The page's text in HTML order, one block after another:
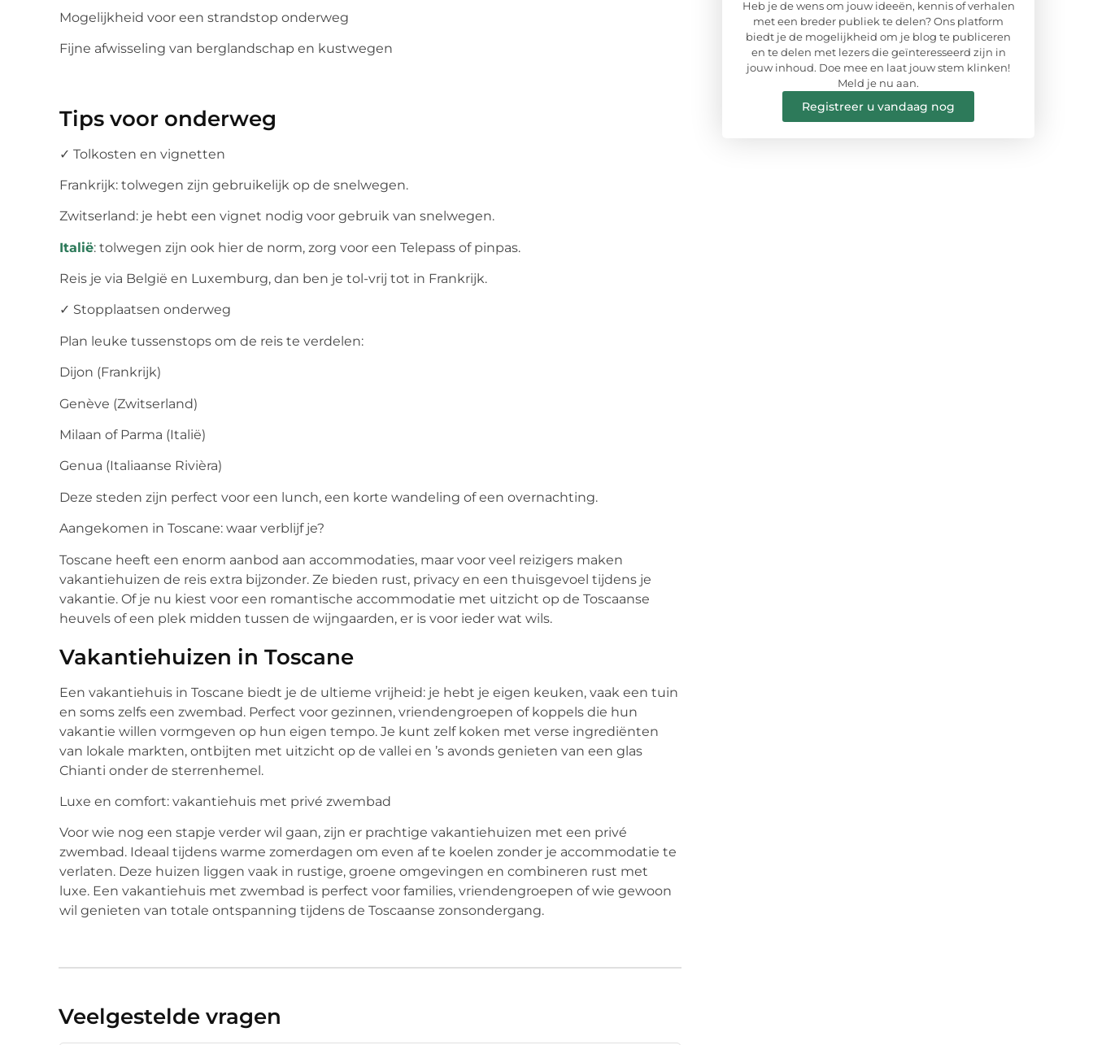
Mogelijkheid voor een strandstop onderweg
Fijne afwisseling van berglandschap en kustwegen
Tips voor onderweg
✓ Tolkosten en vignetten
Frankrijk: tolwegen zijn gebruikelijk op de snelwegen.
Zwitserland: je hebt een vignet nodig voor gebruik van snelwegen.
Italië: tolwegen zijn ook hier de norm, zorg voor een Telepass of pinpas.
Reis je via België en Luxemburg, dan ben je tol-vrij tot in Frankrijk.
✓ Stopplaatsen onderweg
Plan leuke tussenstops om de reis te verdelen:
Dijon (Frankrijk)
Genève (Zwitserland)
Milaan of Parma (Italië)
Genua (Italiaanse Rivièra)
Deze steden zijn perfect voor een lunch, een korte wandeling of een overnachting.
Aangekomen in Toscane: waar verblijf je?
Toscane heeft een enorm aanbod aan accommodaties, maar voor veel reizigers maken
vakantiehuizen de reis extra bijzonder. Ze bieden rust, privacy en een thuisgevoel tijdens je
vakantie. Of je nu kiest voor een romantische accommodatie met uitzicht op de Toscaanse
heuvels of een plek midden tussen de wijngaarden, er is voor ieder wat wils.
Vakantiehuizen in Toscane
Een vakantiehuis in Toscane biedt je de ultieme vrijheid: je hebt je eigen keuken, vaak een tuin
en soms zelfs een zwembad. Perfect voor gezinnen, vriendengroepen of koppels die hun
vakantie willen vormgeven op hun eigen tempo. Je kunt zelf koken met verse ingrediënten
van lokale markten, ontbijten met uitzicht op de vallei en ’s avonds genieten van een glas
Chianti onder de sterrenhemel.
Luxe en comfort: vakantiehuis met privé zwembad
Voor wie nog een stapje verder wil gaan, zijn er prachtige vakantiehuizen met een privé
zwembad. Ideaal tijdens warme zomerdagen om even af te koelen zonder je accommodatie te
verlaten. Deze huizen liggen vaak in rustige, groene omgevingen en combineren rust met
luxe. Een vakantiehuis met zwembad is perfect voor families, vriendengroepen of wie gewoon
wil genieten van totale ontspanning tijdens de Toscaanse zonsondergang.
Veelgestelde vragen
Heb je de wens om jouw ideeën, kennis of verhalen
met een breder publiek te delen? Ons platform
biedt je de mogelijkheid om je blog te publiceren
en te delen met lezers die geïnteresseerd zijn in
jouw inhoud. Doe mee en laat jouw stem klinken!
Meld je nu aan.
Registreer u vandaag nog